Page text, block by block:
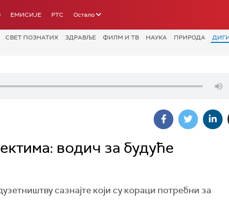
ЕМИСИЈЕ РТС Остало
СВЕТ ПОЗНАТИХ ЗДРАВЉЕ ФИЛМ И ТВ НАУКА ПРИРОДА
водич за будуће
сазнајте који су кораци потребни за